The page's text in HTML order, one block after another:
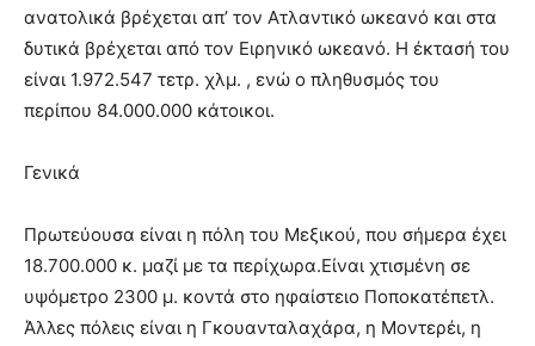
ανατολικά βρέχεται απ’ τον Ατλαντικό ωκεανό και στα
δυτικά βρέχεται από τον Ειρηνικό ωκεανό. Η έκτασή του
είναι 1.972.547 τετρ. χλμ. , ενώ ο πληθυσμός του
περίπου 84.000.000 κάτοικοι.
Γενικά
Πρωτεύουσα είναι η πόλη του Μεξικού, που σήμερα έχει
18.700.000 κ. μαζί με τα περίχωρα.Είναι χτισμένη σε
υψόμετρο 2300 μ. κοντά στο ηφαίστειο Ποποκατέπετλ.
Άλλες πόλεις είναι η Γκουανταλαχάρα, η Μοντερέι, η